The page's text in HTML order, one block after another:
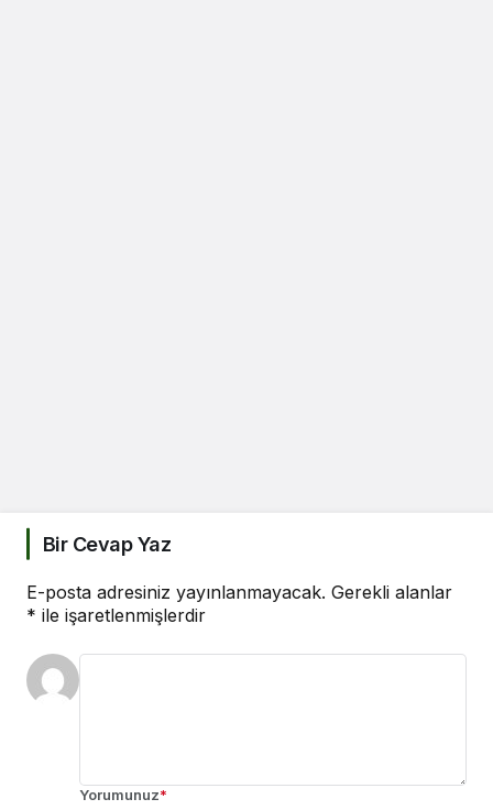
Bir Cevap Yaz
E-posta adresiniz yayınlanmayacak. Gerekli alanlar
* ile işaretlenmişlerdir
Yorumunuz*